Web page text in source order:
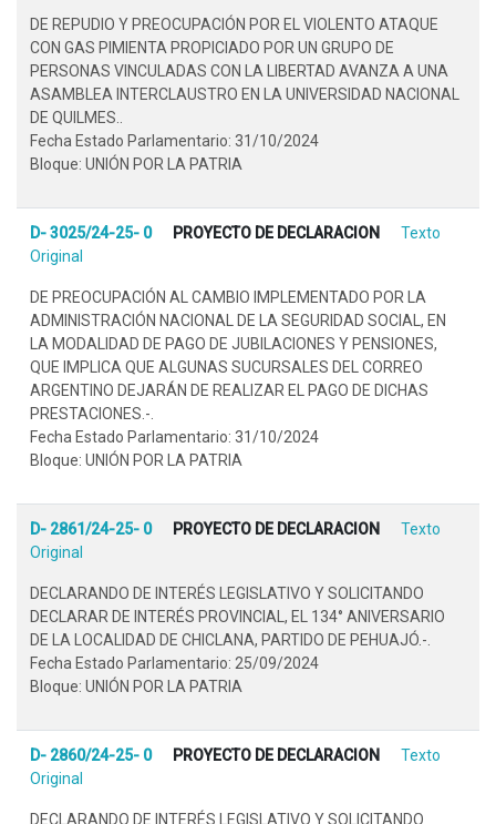
DE REPUDIO Y PREOCUPACIÓN POR EL VIOLENTO ATAQUE
CON GAS PIMIENTA PROPICIADO POR UN GRUPO DE
PERSONAS VINCULADAS CON LA LIBERTAD AVANZA A UNA
ASAMBLEA INTERCLAUSTRO EN LA UNIVERSIDAD NACIONAL
DE QUILMES..
Fecha Estado Parlamentario: 31/10/2024
Bloque: UNIÓN POR LA PATRIA
D- 3025/24-25- 0 PROYECTO DE DECLARACION
Texto
Original
DE PREOCUPACIÓN AL CAMBIO IMPLEMENTADO POR LA
ADMINISTRACIÓN NACIONAL DE LA SEGURIDAD SOCIAL, EN
LA MODALIDAD DE PAGO DE JUBILACIONES Y PENSIONES,
QUE IMPLICA QUE ALGUNAS SUCURSALES DEL CORREO
ARGENTINO DEJARÁN DE REALIZAR EL PAGO DE DICHAS
PRESTACIONES.-.
Fecha Estado Parlamentario: 31/10/2024
Bloque: UNIÓN POR LA PATRIA
D- 2861/24-25- 0 PROYECTO DE DECLARACION
Texto
Original
DECLARANDO DE INTERÉS LEGISLATIVO Y SOLICITANDO
DECLARAR DE INTERÉS PROVINCIAL, EL 134° ANIVERSARIO
DE LA LOCALIDAD DE CHICLANA, PARTIDO DE PEHUAJÓ.-.
Fecha Estado Parlamentario: 25/09/2024
Bloque: UNIÓN POR LA PATRIA
D- 2860/24-25- 0 PROYECTO DE DECLARACION
Texto
Original
DECLARANDO DE INTERÉS LEGISLATIVO Y SOLICITANDO